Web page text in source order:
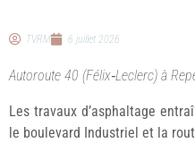
TVRM 6 juillet 2026
Autoroute 40 (Félix‑Leclerc) à
Les travaux d’asphaltage
le boulevard Industriel et la